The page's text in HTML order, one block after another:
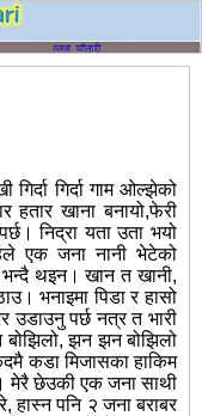
गिर्दा गाम ओल्झेको
हतार खाना बनायो,फेरी
निद्रा यता उता भयो
एक जना नानी भेटेको
भन्दै थइन।खान त खानी,
भनाइमा पिडा र हासो
उडाउनु पर्छ नत्र त भारी
बोझिलो, झन झन बोझिलो
कडा मिजासका हाकिम
मेरै छेउकी एक जना साथी
हास्न पनि २ जना बराबर